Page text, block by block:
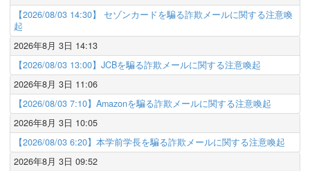
【2026/08/03 14:30】 セゾンカードを騙る詐欺メールに関する注意喚
起
2026年8月 3日 14:13
【2026/08/03 13:00】JCBを騙る詐欺メールに関する注意喚起
2026年8月 3日 11:06
【2026/08/03 7:10】Amazonを騙る詐欺メールに関する注意喚起
2026年8月 3日 10:05
【2026/08/03 6:20】本学前学長を騙る詐欺メールに関する注意喚起
2026年8月 3日 09:52